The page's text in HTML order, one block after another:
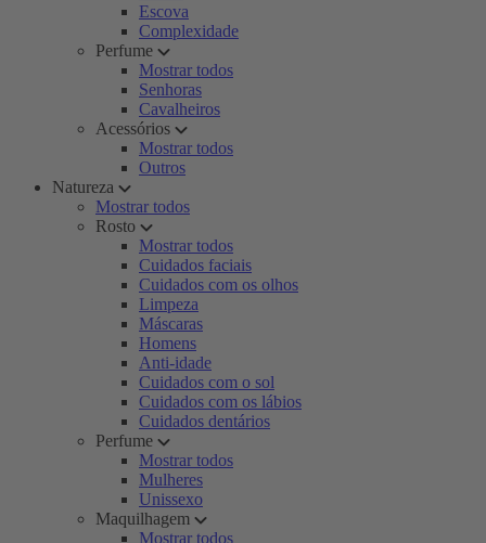
Escova
Complexidade
Perfume
Mostrar todos
Senhoras
Cavalheiros
Acessórios
Mostrar todos
Outros
Natureza
Mostrar todos
Rosto
Mostrar todos
Cuidados faciais
Cuidados com os olhos
Limpeza
Máscaras
Homens
Anti-idade
Cuidados com o sol
Cuidados com os lábios
Cuidados dentários
Perfume
Mostrar todos
Mulheres
Unissexo
Maquilhagem
Mostrar todos